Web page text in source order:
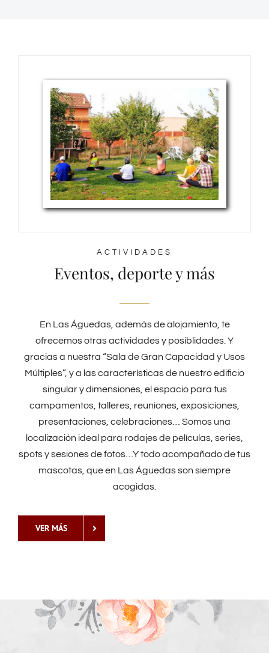
ACTIVIDADES
Eventos, deporte y más
En Las Águedas, además de alojamiento, te
ofrecemos otras actividades y posiblidades. Y
gracias a nuestra “Sala de Gran Capacidad y Usos
Múltiples”, y a las características de nuestro edificio
singular y dimensiones, el espacio para tus
campamentos, talleres, reuniones, exposiciones,
presentaciones, celebraciones… Somos una
localización ideal para rodajes de películas, series,
spots y sesiones de fotos…Y todo acompañado de tus
mascotas, que en Las Águedas son siempre
acogidas.
VER MÁS